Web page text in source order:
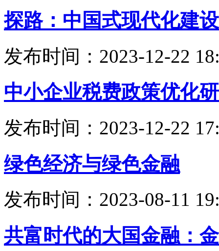
探路：中国式现代化建
发布时间：2023-12-22
中小企业税费政策优化
发布时间：2023-12-22
绿色经济与绿色金融
发布时间：2023-08-11
共富时代的大国金融：